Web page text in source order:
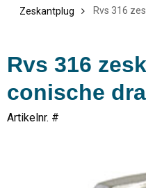
Zeskantplug
Rvs 316
Rvs 316
conische
Artikelnr. #